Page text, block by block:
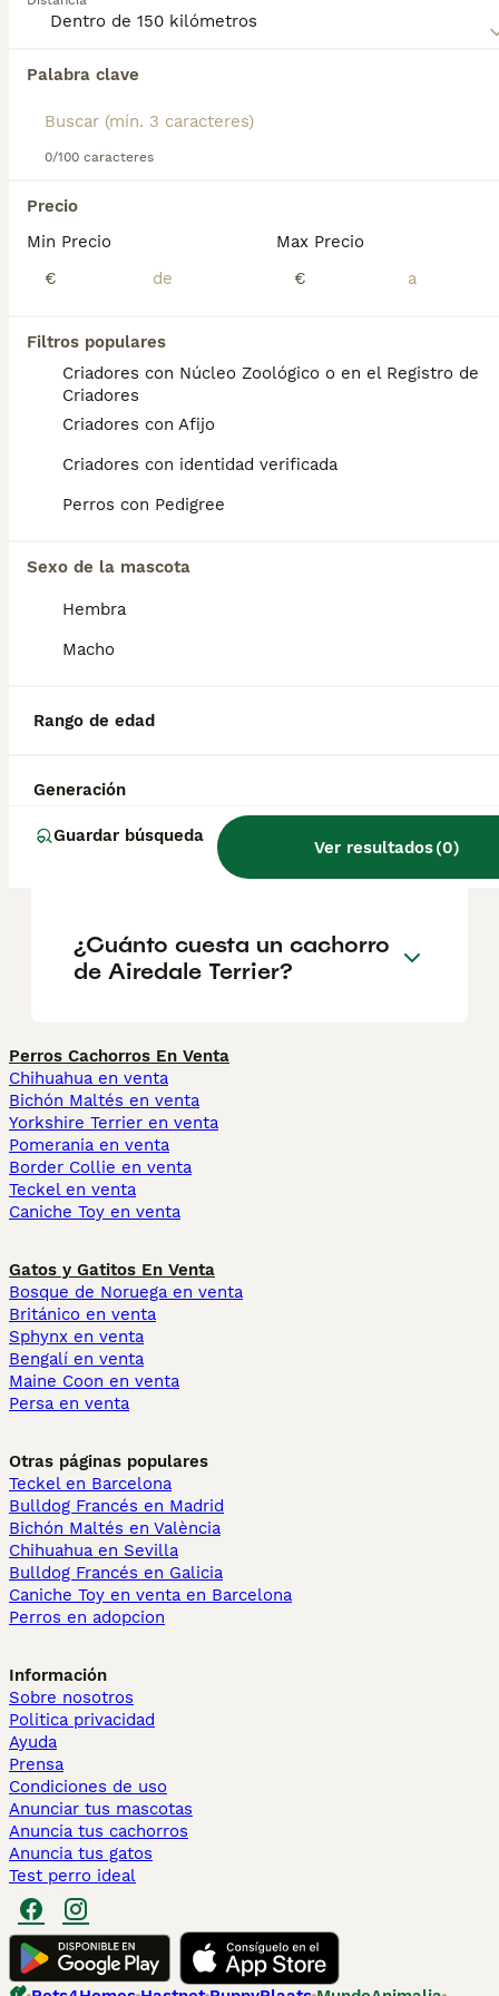
Palabra clave
0/100 caracteres
Precio
Min Precio
€
Max Precio
€
Filtros populares
Criadores con Núcleo Zoológico o en el Registro de
Criadores
Criadores con Afijo
Criadores con identidad verificada
Perros con Pedigree
Sexo de la mascota
Hembra
Macho
Rango de edad
Generación
Guardar búsqueda
Ver resultados(0)
Terrier para obtener información sobre esta raza de perro.
Encontramos 0 Airedale Terrier Perros en
Si deseas exactamente esta búsqueda guarda tu
búsqueda y espera el resultado perfecto:
Preguntas frecuentes
¿Qué tamaño tiene un
Airedale Terrier?
El Airedale Terrier es un perro de tamaño
mediano a grande. Generalmente mide entre
56 y 61 cm de altura a la cruz y pesa entre
18 y 29 kg.
¿Cuál es la esperanza de
vida de un Airedale Terrier?
desventajas de la raza
¿Cómo es el carácter de
Airedale Terrier?
¿Cuánto cuesta un cachorro
de Airedale Terrier?
Perros Cachorros En Venta
Chihuahua en venta
Bichón Maltés en venta
Yorkshire Terrier en venta
Pomerania en venta
Border Collie en venta
Teckel en venta
Caniche Toy en venta
Gatos y Gatitos En Venta
Bosque de Noruega en venta
Británico en venta
Sphynx en venta
Bengalí en venta
Maine Coon en venta
Persa en venta
Otras páginas populares
Teckel en Barcelona
Bulldog Francés en Madrid
Bichón Maltés en València
Chihuahua en Sevilla
Bulldog Francés en Galicia
Caniche Toy en venta en Barcelona
Perros en adopcion
Información
Sobre nosotros
Politica privacidad
Ayuda
Prensa
Condiciones de uso
Anunciar tus mascotas
Anuncia tus cachorros
Anuncia tus gatos
Test perro ideal